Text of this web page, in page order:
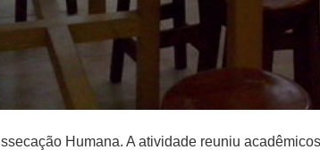
Humana. A atividade reuniu